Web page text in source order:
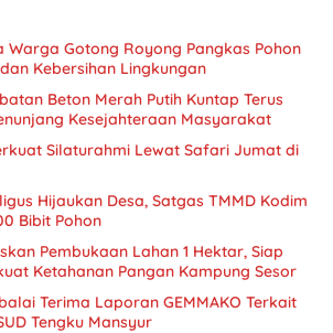
Warga Gotong Royong Pangkas Pohon
Kebersihan Lingkungan
Beton Merah Putih Kuntap Terus
Kesejahteraan Masyarakat
Silaturahmi Lewat Safari Jumat di
Hijaukan Desa, Satgas TMMD Kodim
Bibit Pohon
Pembukaan Lahan 1 Hektar, Siap
Ketahanan Pangan Kampung Sesor
Terima Laporan GEMMAKO Terkait
Tengku Mansyur